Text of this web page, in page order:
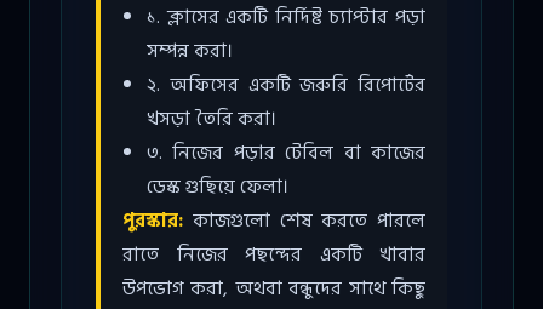
১. ক্লাসের একটি নির্দিষ্ট চ্যাপ্টার পড়া
সম্পন্ন করা।
২. অফিসের একটি জরুরি রিপোর্টের
খসড়া তৈরি করা।
৩. নিজের পড়ার টেবিল বা কাজের
ডেস্ক গুছিয়ে ফেলা।
পুরস্কার: কাজগুলো শেষ করতে পারলে
রাতে নিজের পছন্দের একটি খাবার
উপভোগ করা, অথবা বন্ধুদের সাথে কিছু